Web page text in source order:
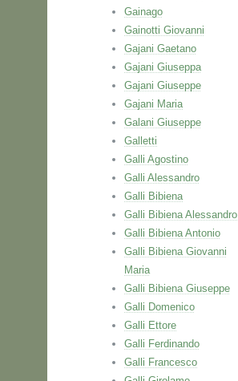
Gainago
Gainotti Giovanni
Gajani Gaetano
Gajani Giuseppa
Gajani Giuseppe
Gajani Maria
Galani Giuseppe
Galletti
Galli Agostino
Galli Alessandro
Galli Bibiena
Galli Bibiena Alessandro
Galli Bibiena Antonio
Galli Bibiena Giovanni
Maria
Galli Bibiena Giuseppe
Galli Domenico
Galli Ettore
Galli Ferdinando
Galli Francesco